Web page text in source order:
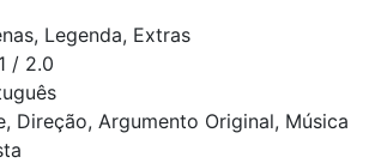
Legenda, Extras
/ 2.0
Direção, Argumento Original, Música